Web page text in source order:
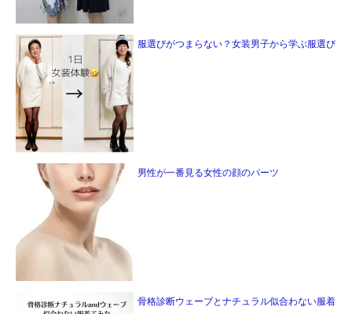
服選びがつまらない？女装男子から学ぶ服選び
男性が一番見る女性の顔のパーツ
骨格診断ウェーブとナチュラル似合わない服着